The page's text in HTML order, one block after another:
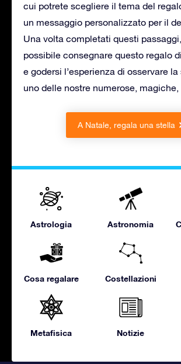
cui potrete scegliere il tema del
un messaggio personalizzato per il
Una volta completati questi
possibile consegnare questo regalo
e godersi l’esperienza di osservare
uno delle nostre numerose,
A Natale, regala una stella
Astrologia Astronomia
Cosa regalare Costellazioni
Metafisica Notizie